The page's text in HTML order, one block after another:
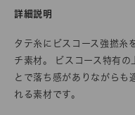
詳細説明
タテ糸にビスコース強撚糸
チ素材。 ビスコース特有
とで落ち感がありながらも
れる素材です。